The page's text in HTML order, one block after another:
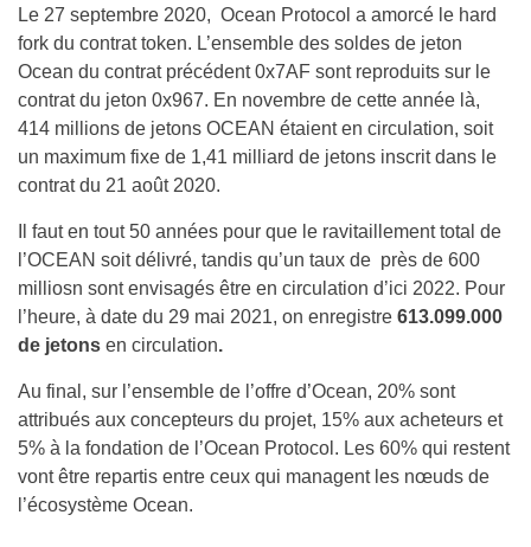
Le 27 septembre 2020, Ocean Protocol a amorcé le hard
fork du contrat token. L’ensemble des soldes de jeton
Ocean du contrat précédent 0x7AF sont reproduits sur le
contrat du jeton 0x967. En novembre de cette année là,
414 millions de jetons OCEAN étaient en circulation, soit
un maximum fixe de 1,41 milliard de jetons inscrit dans le
contrat du 21 août 2020.
Il faut en tout 50 années pour que le ravitaillement total de
l’OCEAN soit délivré, tandis qu’un taux de près de 600
milliosn sont envisagés être en circulation d’ici 2022. Pour
l’heure, à date du 29 mai 2021, on enregistre 613.099.000
de jetons en circulation.
Au final, sur l’ensemble de l’offre d’Ocean, 20% sont
attribués aux concepteurs du projet, 15% aux acheteurs et
5% à la fondation de l’Ocean Protocol. Les 60% qui restent
vont être repartis entre ceux qui managent les nœuds de
l’écosystème Ocean.